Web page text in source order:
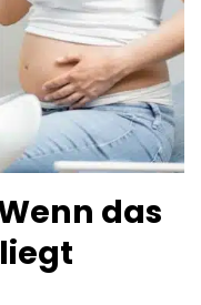
das